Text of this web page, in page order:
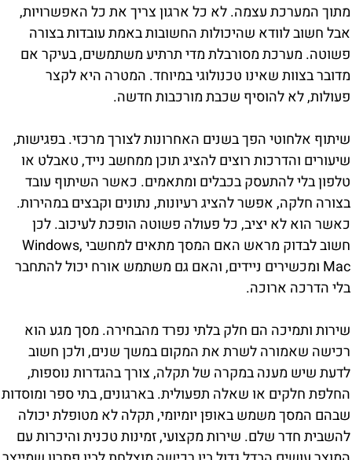
מתוך המערכת עצמה. לא כל ארגון צריך את כל האפשרויות,
אבל חשוב לוודא שהיכולות החשובות באמת עובדות בצורה
פשוטה. מערכת מסורבלת מדי תרתיע משתמשים, בעיקר אם
מדובר בצוות שאינו טכנולוגי במיוחד. המטרה היא לקצר
פעולות, לא להוסיף שכבת מורכבות חדשה.
שיתוף אלחוטי הפך בשנים האחרונות לצורך מרכזי. בפגישות,
שיעורים והדרכות רוצים להציג תוכן ממחשב נייד, טאבלט או
טלפון בלי להתעסק בכבלים ומתאמים. כאשר השיתוף עובד
בצורה חלקה, אפשר להציג רעיונות, נתונים וקבצים במהירות.
כאשר הוא לא יציב, כל פעולה פשוטה הופכת לעיכוב. לכן
חשוב לבדוק מראש האם המסך מתאים למחשבי Windows,
Mac ומכשירים ניידים, והאם גם משתמש אורח יכול להתחבר
בלי הדרכה ארוכה.
שירות ותמיכה הם חלק בלתי נפרד מהבחירה. מסך מגע הוא
רכישה שאמורה לשרת את המקום במשך שנים, ולכן חשוב
לדעת שיש מענה במקרה של תקלה, צורך בהגדרות נוספות,
החלפת חלקים או שאלה תפעולית. בארגונים, בתי ספר ומוסדות
שבהם המסך משמש באופן יומיומי, תקלה לא מטופלת יכולה
להשבית חדר שלם. שירות מקצועי, זמינות טכנית והיכרות עם